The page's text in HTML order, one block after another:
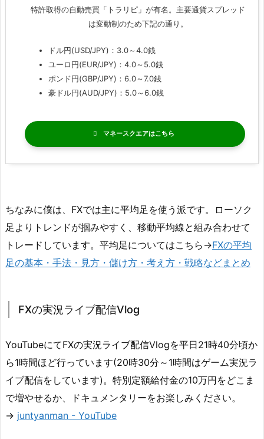
特許取得の自動売買「トラリピ」が有名。主要通貨スプレッド
は変動制のため下記の通り。
ドル円(USD/JPY)：3.0～4.0銭
ユーロ円(EUR/JPY)：4.0～5.0銭
ポンド円(GBP/JPY)：6.0～7.0銭
豪ドル円(AUD/JPY)：5.0～6.0銭
マネースクエア
ちなみに僕は、FXでは主に平均足を使う派です。ローソク
足よりトレンドが掴みやすく、移動平均線と組み合わせて
トレードしています。平均足についてはこちら→FXの平均
足の基本・手法・見方・儲け方・考え方・戦略などまとめ
FXの実況ライブ配信Vlog
YouTubeにてFXの実況ライブ配信Vlogを平日21時40分頃か
ら1時間ほど行っています(20時30分～1時間はゲーム実況ラ
イブ配信をしています)。特別定額給付金の10万円をどこま
で増やせるか、ドキュメンタリーをお楽しみください。
→ juntyanman - YouTube